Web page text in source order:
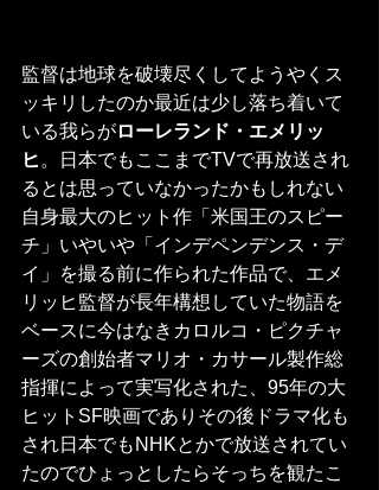
監督は地球を破壊尽くしてようやくス
ッキリしたのか最近は少し落ち着いて
いる我らがローレランド・エメリッ
ヒ 。日本でもここまでTVで再放送され
るとは思っていなかったかもしれない
自身最大のヒット作「米国王のスピー
チ」いやいや「インデペンデンス・デ
イ」を撮る前に作られた作品で、エメ
リッヒ監督が長年構想していた物語を
ベースに今はなきカロルコ・ピクチャ
ーズの創始者マリオ・カサール製作総
指揮によって実写化された、95年の大
ヒットSF映画でありその後ドラマ化も
され日本でもNHKとかで放送されてい
たのでひょっとしたらそっちを観たこ